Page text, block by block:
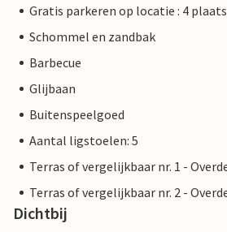
Gratis parkeren op locatie : 4
Schommel en zandbak
Barbecue
Glijbaan
Buitenspeelgoed
Aantal ligstoelen: 5
Terras of vergelijkbaar nr. 1 -
Terras of vergelijkbaar nr. 2 -
Dichtbij